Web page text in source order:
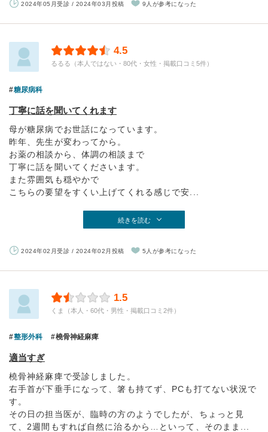
2024年05月受診 / 2024年03月投稿 9人が参考になった
4.5
るるる（本人ではない・80代・女性・掲載口コミ5件）
糖尿病科
丁寧に話を聞いてくれます
母が糖尿病でお世話になっています。
昨年、先生が変わってから。
お薬の相談から、体調の相談まで
丁寧に話を聞いてくださいます。
また雰囲気も穏やかで
こちらの要望をすくい上げてくれる感じで安...
続きを読む
2024年02月受診 / 2024年02月投稿 5人が参考になった
1.5
くま（本人・60代・男性・掲載口コミ2件）
整形外科 橈骨神経麻痺
適当すぎ
橈骨神経麻痺で受診しました。
右手首が下垂手になって、箸も持てず、PCも打てない状況で
す。
その日の担当医が、臨時の方のようでしたが、ちょっと見
て、2週間もすれば自然に治るから…といって、そのまま...